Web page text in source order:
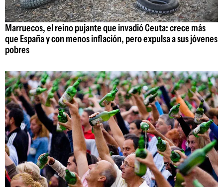
Marruecos, el reino pujante que invadió Ceuta: crece más
que España y con menos inflación, pero expulsa a sus jóvenes
pobres